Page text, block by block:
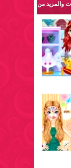
والمزيد من